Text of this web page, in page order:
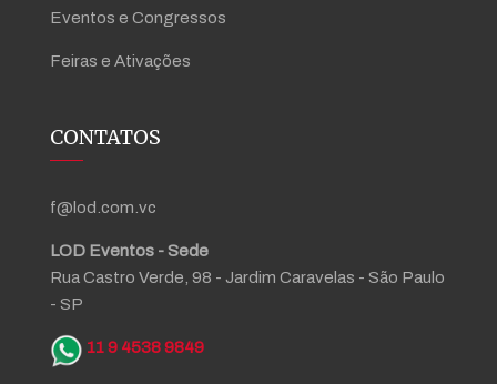
Eventos e Congressos
Feiras e Ativações
CONTATOS
f@lod.com.vc
LOD Eventos - Sede
Rua Castro Verde, 98 - Jardim Caravelas - São Paulo
- SP
11 9 4538 9849